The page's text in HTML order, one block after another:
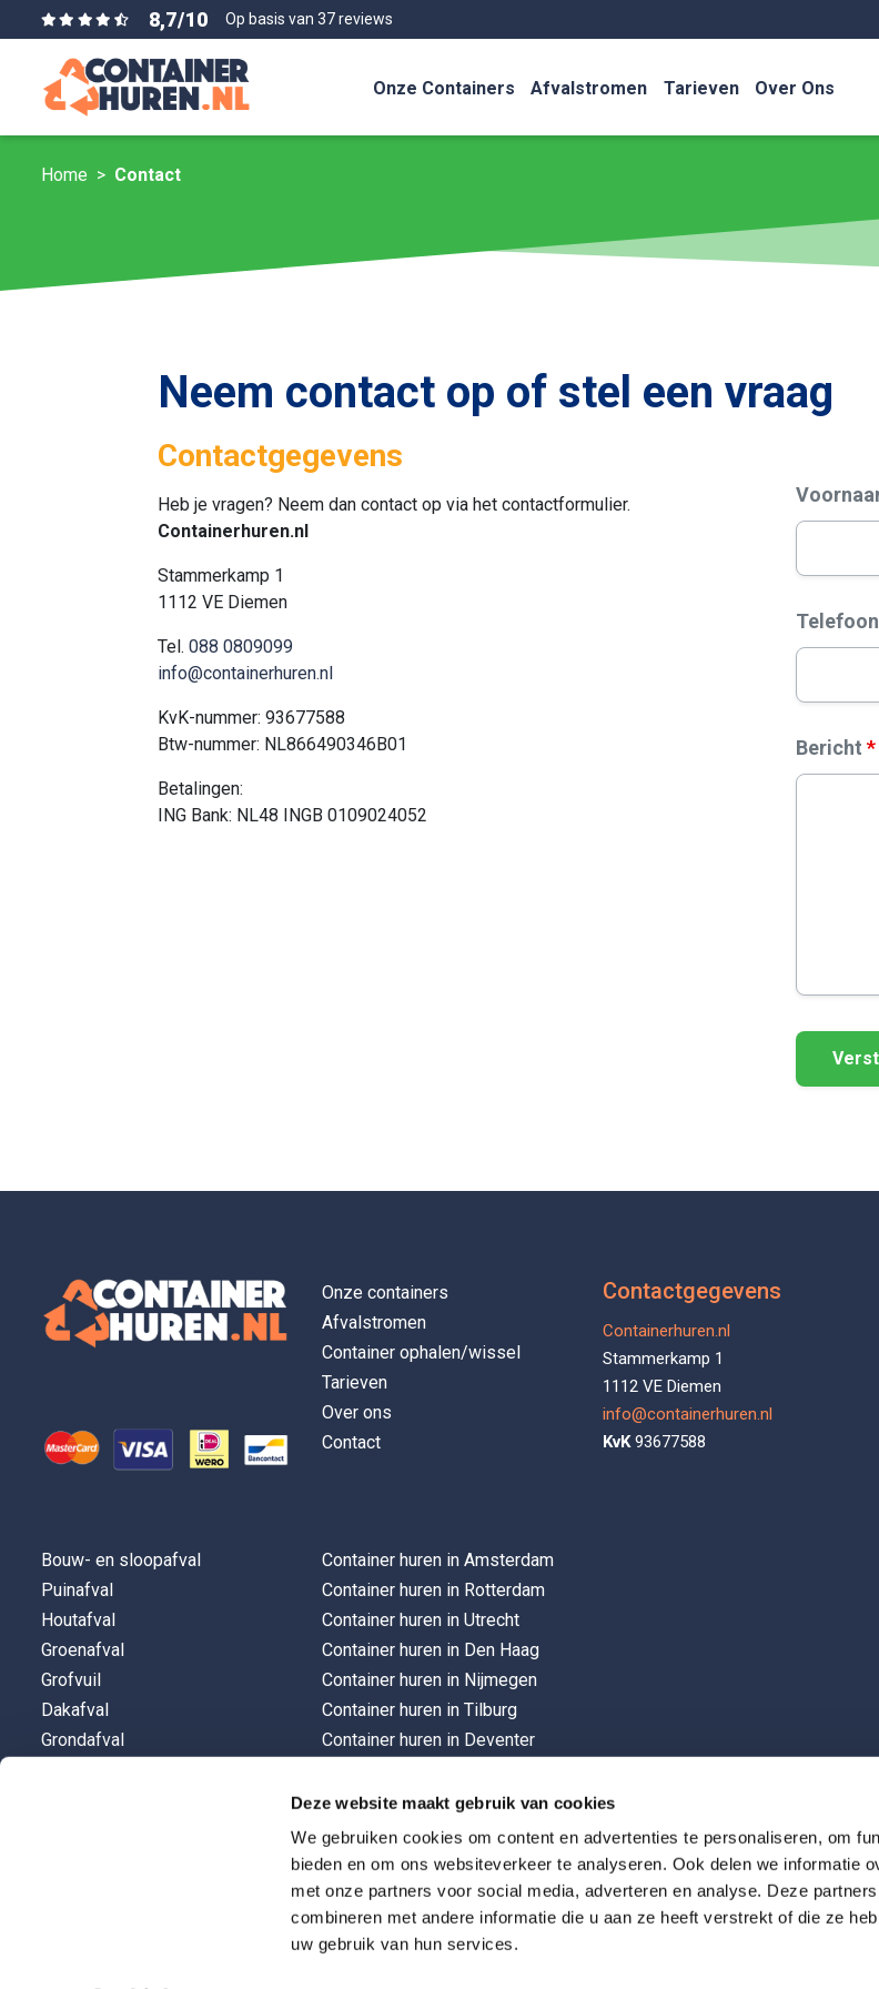
Deze website maakt gebruik van cookies
We gebruiken cookies om content en advertenties te personaliseren, om
bieden en om ons websiteverkeer te analyseren. Ook delen we informatie
met onze partners voor social media, adverteren en analyse. Deze
combineren met andere informatie die u aan ze heeft verstrekt of die ze
uw gebruik van hun services.
8,7/10 Op basis van 37 reviews
Onze Containers Afvalstromen Tarieven Over Ons
Home Contact
Neem contact op of stel een vraag
Contactgegevens
Heb je vragen? Neem dan contact op via het contactformulier.
Containerhuren.nl
Stammerkamp 1
1112 VE Diemen
Tel. 088 0809099
info@containerhuren.nl
KvK-nummer: 93677588
Btw-nummer: NL866490346B01
Betalingen:
ING Bank: NL48 INGB 0109024052
Bericht *
Onze containers
Afvalstromen
Container ophalen/wissel
Tarieven
Over ons
Contact
Contactgegevens
Containerhuren.nl
Stammerkamp 1
1112 VE Diemen
info@containerhuren.nl
KvK93677588
Bouw- en sloopafval
Puinafval
Houtafval
Groenafval
Grofvuil
Dakafval
Grondafval
Container huren in Amsterdam
Container huren in Rotterdam
Container huren in Utrecht
Container huren in Den Haag
Container huren in Nijmegen
Container huren in Tilburg
Container huren in Deventer
Container huren in Almere
Container huren in Eindhoven